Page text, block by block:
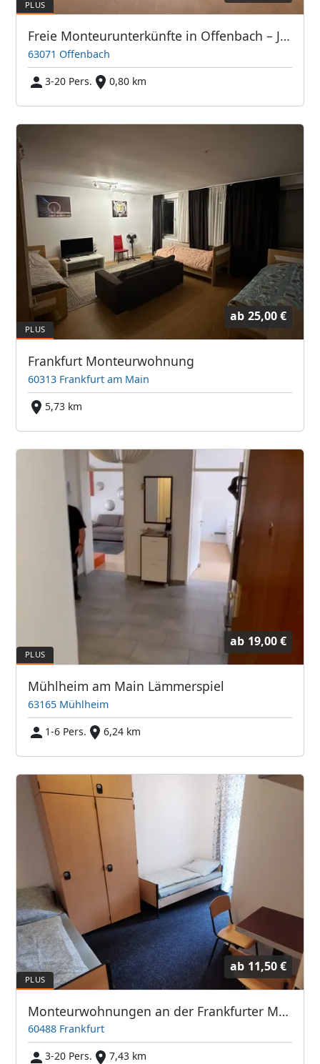
Freie Monteurunterkünfte in Offenbach – JETZT anrufen! Wir sprechen auch Polnisch
63071 Offenbach
3-20 Pers.
0,80 km
ab 25,00 €
Frankfurt Monteurwohnung
60313 Frankfurt am Main
5,73 km
ab 19,00 €
Mühlheim am Main Lämmerspiel
63165 Mühlheim
1-6 Pers.
6,24 km
ab 11,50 €
Monteurwohnungen an der Frankfurter Messe / Hauptbahnhof
60488 Frankfurt
3-20 Pers.
7,43 km